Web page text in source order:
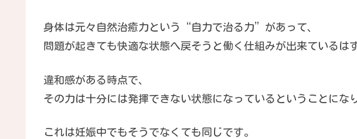
身体は元々自然治癒力という“自力で治る力”があって、
問題が起きても快適な状態へ戻そうと働く仕組みが出来ているは
違和感がある時点で、
その力は十分には発揮できない状態になっているということにな
これは妊娠中でもそうでなくても同じです。